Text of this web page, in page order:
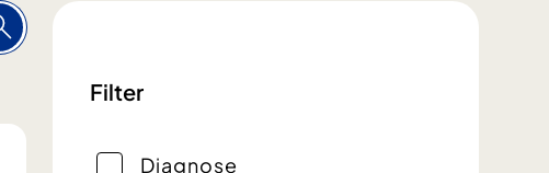
Filter
Diagnose